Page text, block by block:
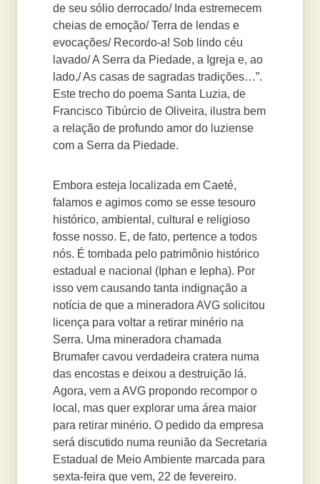
de seu sólio derrocado/ Inda estremecem
cheias de emoção/ Terra de lendas e
evocações/ Recordo-a! Sob lindo céu
lavado/ A Serra da Piedade, a Igreja e, ao
lado,/ As casas de sagradas tradições…”.
Este trecho do poema Santa Luzia, de
Francisco Tibúrcio de Oliveira, ilustra bem
a relação de profundo amor do luziense
com a Serra da Piedade.
Embora esteja localizada em Caeté,
falamos e agimos como se esse tesouro
histórico, ambiental, cultural e religioso
fosse nosso. E, de fato, pertence a todos
nós. É tombada pelo patrimônio histórico
estadual e nacional (Iphan e Iepha). Por
isso vem causando tanta indignação a
notícia de que a mineradora AVG solicitou
licença para voltar a retirar minério na
Serra. Uma mineradora chamada
Brumafer cavou verdadeira cratera numa
das encostas e deixou a destruição lá.
Agora, vem a AVG propondo recompor o
local, mas quer explorar uma área maior
para retirar minério. O pedido da empresa
será discutido numa reunião da Secretaria
Estadual de Meio Ambiente marcada para
sexta-feira que vem, 22 de fevereiro.